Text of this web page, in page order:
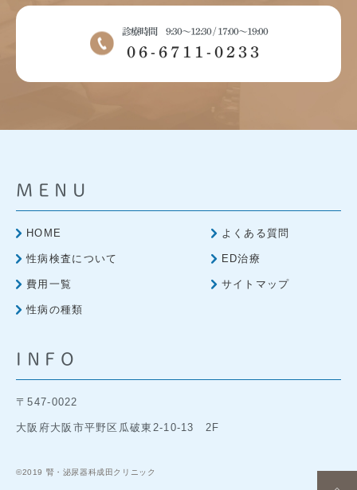
診療時間 9:30～12:30 / 17:00～19:00
06-6711-0233
MENU
HOME
性病検査について
費用一覧
性病の種類
よくある質問
ED治療
サイトマップ
INFO
〒547-0022
大阪府大阪市平野区瓜破東2-10-13 2F
©2019 腎・泌尿器科成田クリニック